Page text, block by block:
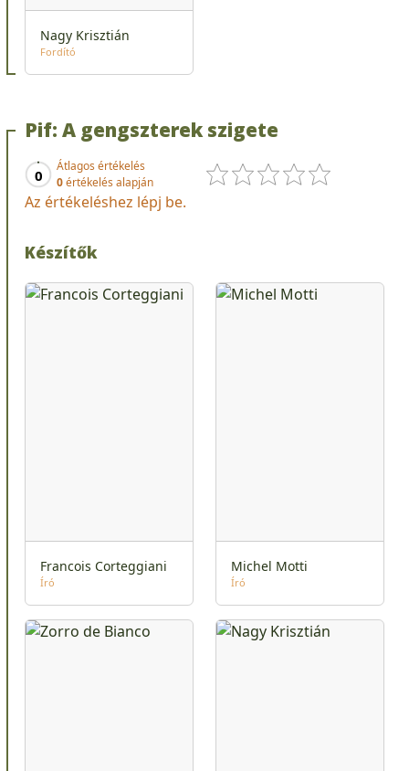
Nagy Krisztián
Fordító
Pif: A gengszterek szigete
0
Átlagos értékelés
0értékelés alapján
Az értékeléshez lépj be.
Készítők
Francois Corteggiani
Író
Michel Motti
Író